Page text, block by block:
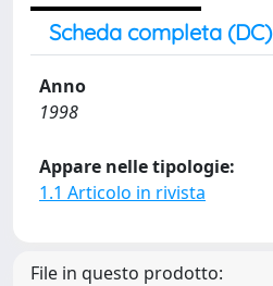
Scheda completa (DC)
Anno
1998
Appare nelle tipologie:
1.1 Articolo in rivista
File in questo prodotto: